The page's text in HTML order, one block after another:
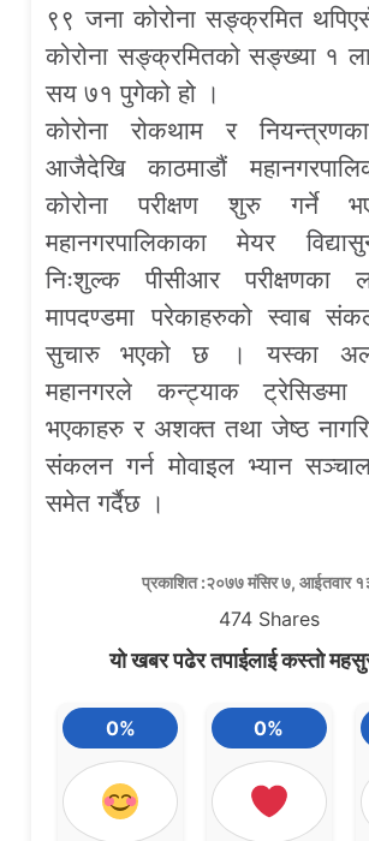
९९ जना कोरोना सङ्क्रमित
कोरोना सङ्क्रमितको सङ्ख्या १
सय ७१ पुगेको हो ।
कोरोना रोकथाम र
आजैदेखि काठमाडौं
कोरोना परीक्षण शुरु गर्ने
महानगरपालिकाका मेयर
निःशुल्क पीसीआर परीक्षणका
मापदण्डमा परेकाहरुको स्वाब
सुचारु भएको छ । यस्का
महानगरले कन्ट्याक ट्रेसिङमा
भएकाहरु र अशक्त तथा जेष्ठ
संकलन गर्न मोवाइल भ्यान
समेत गर्दैछ ।
प्रकाशित :२०७७ मंसिर ७, आईतवार
474 Shares
यो खबर पढेर तपाईलाई कस्तो
0% 0%